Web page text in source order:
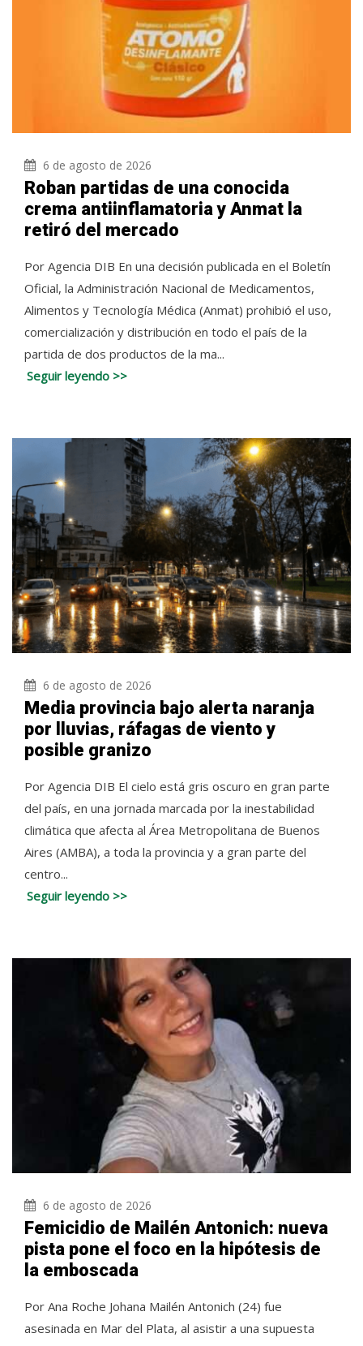
6 de agosto de 2026
Roban partidas de una conocida
crema antiinflamatoria y Anmat la
retiró del mercado
Por Agencia DIB En una decisión publicada en el Boletín
Oficial, la Administración Nacional de Medicamentos,
Alimentos y Tecnología Médica (Anmat) prohibió el uso,
comercialización y distribución en todo el país de la
partida de dos productos de la ma...
Seguir leyendo >>
6 de agosto de 2026
Media provincia bajo alerta naranja
por lluvias, ráfagas de viento y
posible granizo
Por Agencia DIB El cielo está gris oscuro en gran parte
del país, en una jornada marcada por la inestabilidad
climática que afecta al Área Metropolitana de Buenos
Aires (AMBA), a toda la provincia y a gran parte del
centro...
Seguir leyendo >>
6 de agosto de 2026
Femicidio de Mailén Antonich: nueva
pista pone el foco en la hipótesis de
la emboscada
Por Ana Roche Johana Mailén Antonich (24) fue
asesinada en Mar del Plata, al asistir a una supuesta